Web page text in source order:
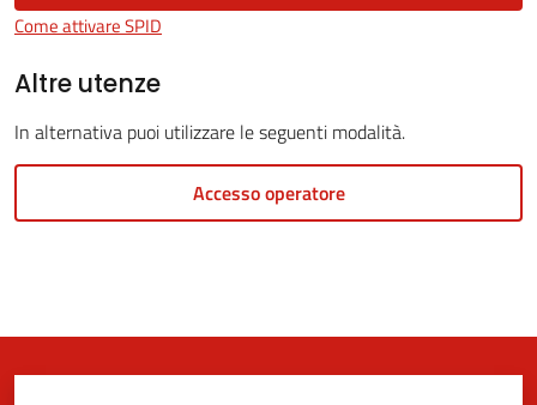
on-
gli
Come attivare SPID
Altre utenze
In alternativa puoi utilizzare le seguenti modalità.
Accesso operatore